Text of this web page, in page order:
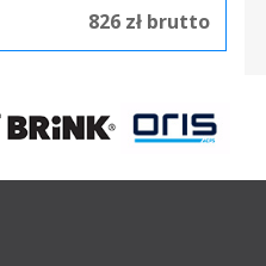
826 zł brutto